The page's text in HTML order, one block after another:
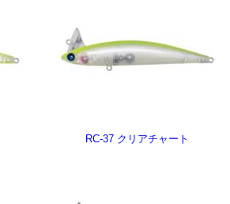
RC-37 クリアチャート